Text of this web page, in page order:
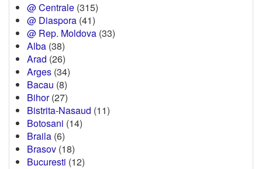
@ Centrale (315)
@ Diaspora (41)
@ Rep. Moldova (33)
Alba (38)
Arad (26)
Arges (34)
Bacau (8)
Bihor(27)
Bistrita-Nasaud (11)
Botosani (14)
Braila (6)
Brasov (18)
Bucuresti (12)